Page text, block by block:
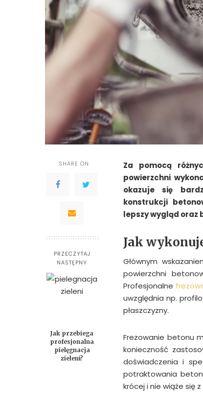
SHARE ON
PRZECZYTAJ
NASTĘPNY
Jak przebiega
profesjonalna
pielęgnacja
zieleni?
Za pomocą
powierzchni
okazuje się
konstrukcji
lepszy wygląd oraz
Jak
Głównym
powierzchni
Profesjonalne
uwzględnia np.
płaszczyzny.
Frezowanie betonu
konieczność
doświadczenia i
potraktowania
krócej i nie wiąże się